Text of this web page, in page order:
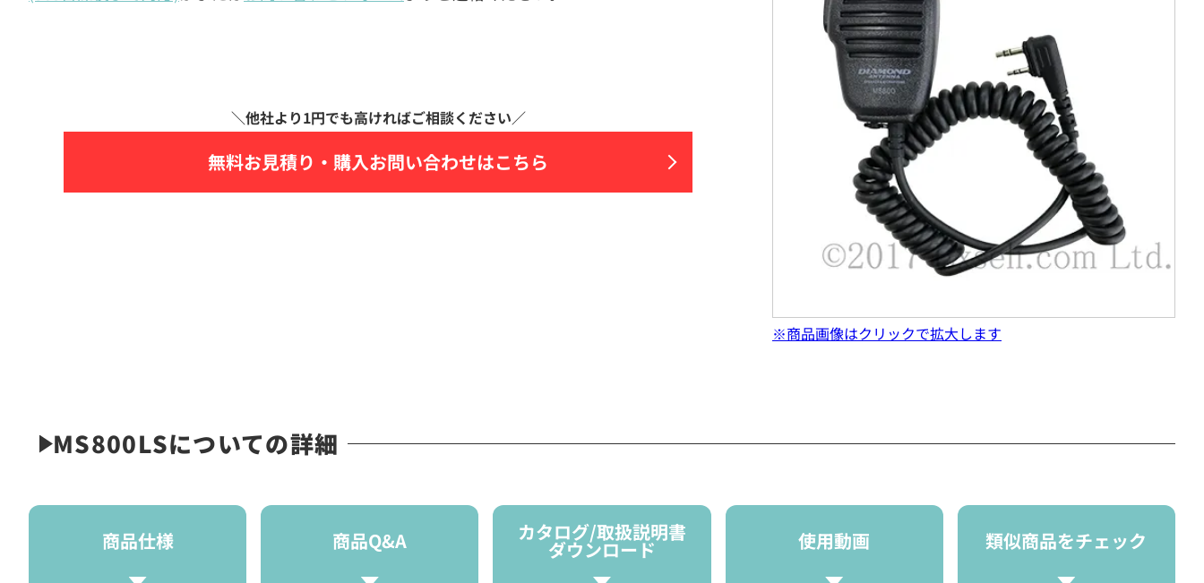
無料お見積り・ 購入お問い合わせはこちら
※商品画像はクリックで拡大します
MS800LSについての詳細
商品仕様 商品Q&A カタログ/取扱説明書
ダウンロード 使用動画 類似商品をチェック